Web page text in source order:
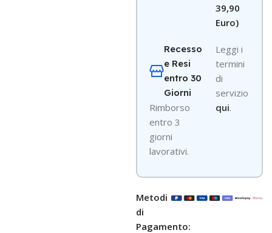
39,90
Euro)
Recesso
e Resi
entro 30
Giorni
Rimborso
entro 3
giorni
lavorativi.
Leggi i
termini
di
servizio
qui.
Metodi
di
Pagamento: